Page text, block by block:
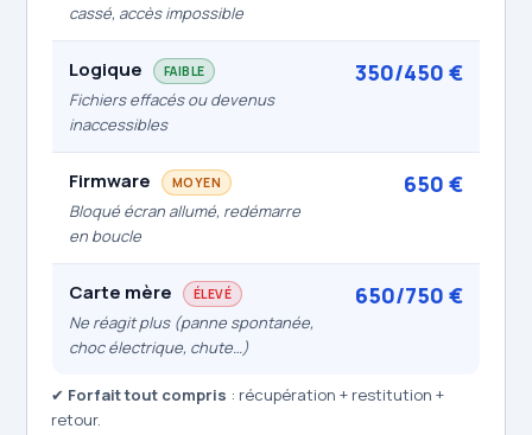
cassé, accès impossible
Logique FAIBLE
Fichiers effacés ou devenus
inaccessibles
350/450 €
Firmware MOYEN
Bloqué écran allumé, redémarre
en boucle
650 €
Carte mère ÉLEVÉ
Ne réagit plus (panne spontanée,
choc électrique, chute…)
650/750 €
✔ Forfait tout compris : récupération + restitution +
retour.